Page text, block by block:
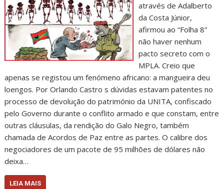
através de Adalberto
da Costa Júnior,
afirmou ao “Folha 8”
não haver nenhum
pacto secreto com o
MPLA. Creio que
apenas se registou um fenómeno africano: a mangueira deu
loengos. Por Orlando Castro s dúvidas estavam patentes no
processo de devolução do património da UNITA, confiscado
pelo Governo durante o conflito armado e que constam, entre
outras cláusulas, da rendição do Galo Negro, também
chamada de Acordos de Paz entre as partes. O calibre dos
negociadores de um pacote de 95 milhões de dólares não
deixa…
LEIA MAIS